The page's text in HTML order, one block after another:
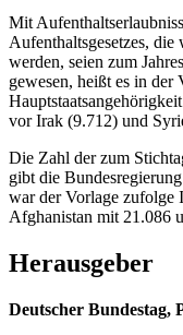
Mit
Aufenthaltsgesetzes,
werden, seien zum
gewesen, heißt es in der
vor Irak (9.712) und
Die Zahl der zum
gibt die
war der Vorlage zufolge
Afghanistan mit 21.086
Herausgeber
Deutscher Bundestag,